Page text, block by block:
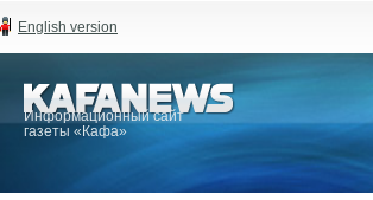
English version
Информационный сайт
газеты «Кафа»